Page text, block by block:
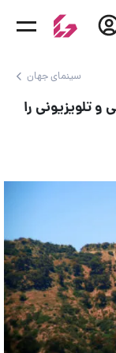
سینمای جهان
و تلویزیونی را